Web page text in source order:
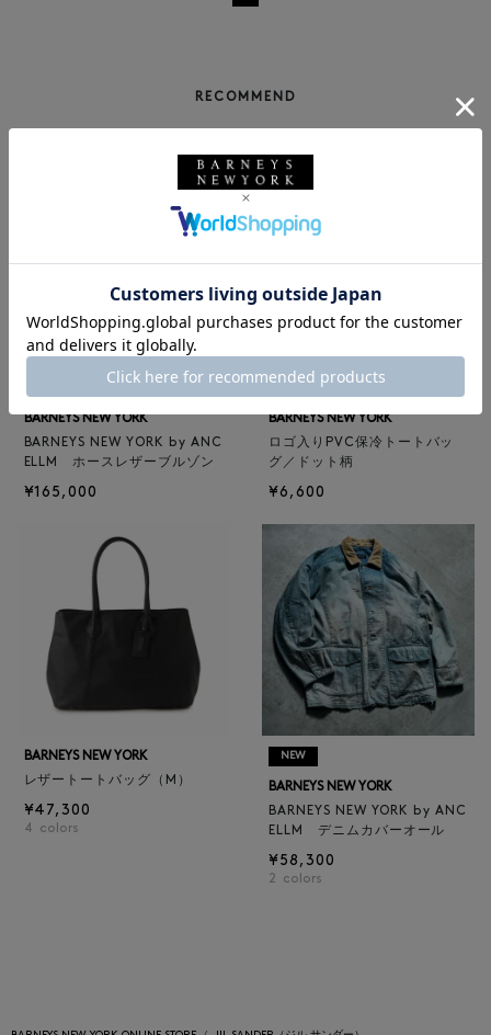
RECOMMEND
BARNEYS NEW YORK
BARNEYS NEW YORK by ANC
ELLM ホースレザーブルゾン
¥165,000
BARNEYS NEW YORK
ロゴ入りPVC保冷トートバッ
グ／ドット柄
¥6,600
BARNEYS NEW YORK
レザートートバッグ（M）
¥47,300
4 colors
NEW
BARNEYS NEW YORK
BARNEYS NEW YORK by ANC
ELLM デニムカバーオール
¥58,300
2 colors